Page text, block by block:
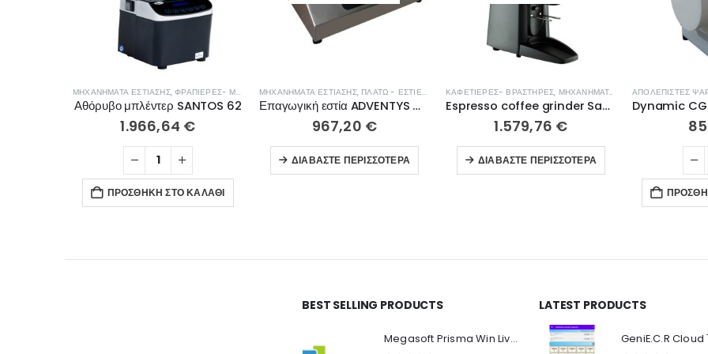
ΜΗΧΑΝΉΜΑΤΑ ΕΣΤΊΑΣΗΣ,ΦΡΑΠΙΈΡΕΣ- ΜΠΛΈΝΤΕΡ- ΑΠΟΧΥΜΩΤΈΣ
Αθόρυβο μπλέντερ SANTOS 62
1.966,64 €
ΠΡΟΣΘΉΚΗ ΣΤΟ ΚΑΛΆΘΙ
ΜΗΧΑΝΉΜΑΤΑ ΕΣΤΊΑΣΗΣ, ΠΛΑΤΏ - ΕΣΤΊΕΣ ΨΗΣΊΜΑΤΟΣ
Επαγωγική εστία ADVENTYS GLN 2500
967,20 €
ΔΙΑΒΆΣΤΕ ΠΕΡΙΣΣΌΤΕΡΑ
ΚΑΦΕΤΙΈΡΕΣ- ΒΡΑΣΤΉΡΕΣ, ΜΗΧΑΝΉΜΑΤΑ ΕΣΤΊΑΣΗΣ
Espresso coffee grinder Santos 55 Silent automatic
1.579,76 €
ΔΙΑΒΆΣΤΕ ΠΕΡΙΣΣΌΤΕΡΑ
BEST SELLING PRODUCTS
Megasoft Prisma Win Live Viewer
LATEST PRODUCTS
Ο Λογαριασμός μου